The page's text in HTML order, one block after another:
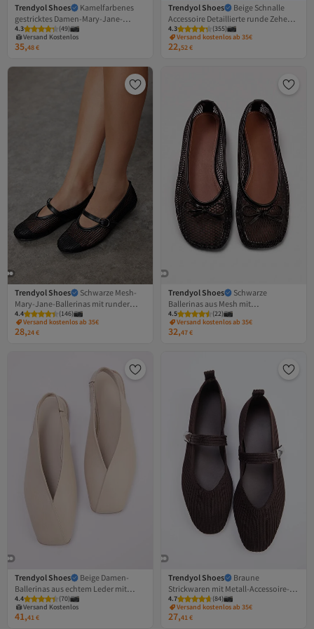
Trendyol Shoes
Kamelfarbenes
gestricktes Damen-Mary-Jane-
Ballett-Ballett-Turnschuh-Set
TAKSS26BE00020
4.3 (49)
Versand Kostenlos
Gratis Versand
Versand Kostenlos
35,48€
Trendyol Shoes
Beige Schnalle
Accessoire Detaillierte runde Zehe
Tweed Mary Jane Damen Babet
TAKSS25BE00011
4.3 (355)
Versand kostenlos ab 35€
22,52€
Trendyol Shoes
Schwarze Mesh-
Mary-Jane-Ballerinas mit runder
Spitze für Damen TAKSS24BE00000
4.4 (146)
Versand kostenlos ab 35€
28,24€
Trendyol Shoes
Schwarze
Ballerinas aus Mesh mit
Schleifendetail für Damen
TAKSS26BE0004
4.5 (22)
Versand kostenlos ab 35€
32,47€
Trendyol Shoes
Beige Damen-
Ballerinas aus echtem Leder mit
offener Rückseite und quadratischer
Zehenpartie TAKSS25BE00018
4.4 (70)
Versand Kostenlos
Gratis Versand
Versand Kostenlos
41,41€
Trendyol Shoes
Braune
Strickwaren mit Metall-Accessoire-
Detail für Damen-Ballerinas
TAKSS26BE00016
4.7 (84)
Versand kostenlos ab 35€
27,41€